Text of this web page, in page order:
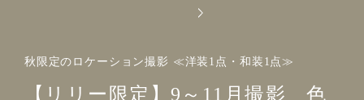
秋限定のロケーション撮影 ≪洋装1点・和装1点≫
【リリー限定】9～11月撮影 色